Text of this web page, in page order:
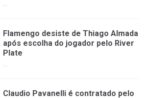
...
Flamengo desiste de Thiago Almada
após escolha do jogador pelo River
Plate
Claudio Pavanelli é contratado pelo